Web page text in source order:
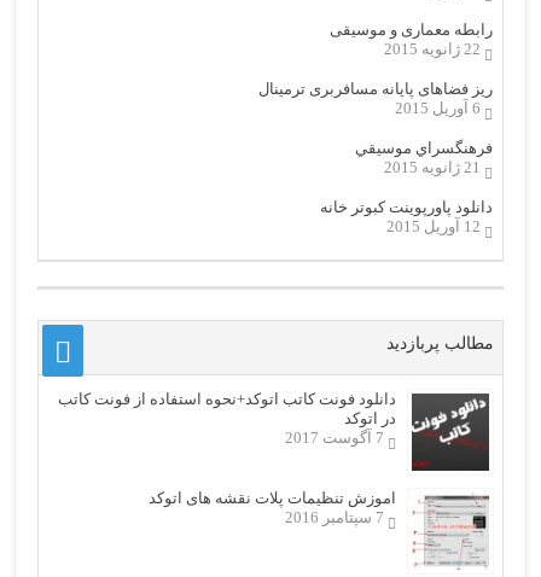
رابطه معماری و موسیقی
22 ژانویه 2015
ریز فضاهای پایانه مسافربری ترمینال
6 آوریل 2015
فرهنگسراي موسيقي
21 ژانویه 2015
دانلود پاورپوینت کبوتر خانه
12 آوریل 2015
مطالب پربازدید
دانلود فونت کاتب اتوکد+نحوه استفاده از فونت کاتب
در اتوکد
7 آگوست 2017
اموزش تنظیمات پلات نقشه های اتوکد
7 سپتامبر 2016